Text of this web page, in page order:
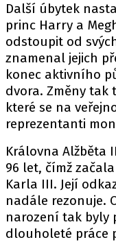
Další úbytek
princ Harry a
odstoupit od
znamenal jejich
konec aktivního
dvora. Změny tak
které se na
reprezentanti
Královna Alžběta
96 let, čímž
Karla III. Její
nadále rezonuje.
narození tak byly
dlouholeté práce